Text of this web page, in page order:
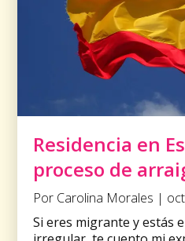
Residencia en
proceso de
Por Carolina Morales |
Si eres migrante y estás